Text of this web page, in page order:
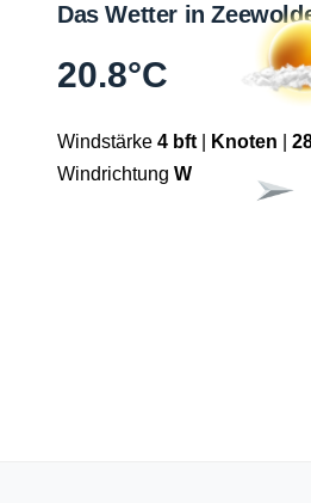
Das Wetter in
20.8°C
Windstärke 4 bft Knoten
Windrichtung W